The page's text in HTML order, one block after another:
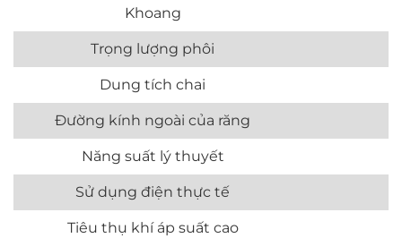
Khoang
Trọng lượng phôi
Dung tích chai
Đường kính ngoài của răng
Năng suất lý thuyết
Sử dụng điện thực tế
Tiêu thụ khí áp suất cao